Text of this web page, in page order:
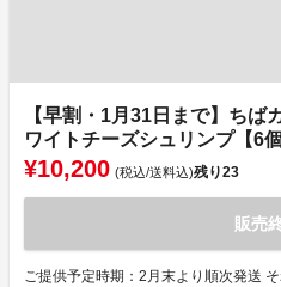
【早割・1月31日まで】ちば
ワイトチーズシュリンプ【6個
¥10,200 (税込/送料込)残り23
販売
ご提供予定時期：2月末より順次発送